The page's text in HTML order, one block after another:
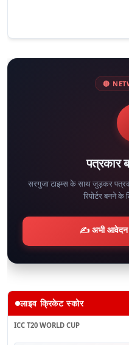
🔴
पत्रकार
सरगुजा टाइम्स के साथ जुड़कर
रिपोर्टर बनने
✍️ अभी
लाइव क्रिकेट स्कोर
ICC T20 WORLD CUP